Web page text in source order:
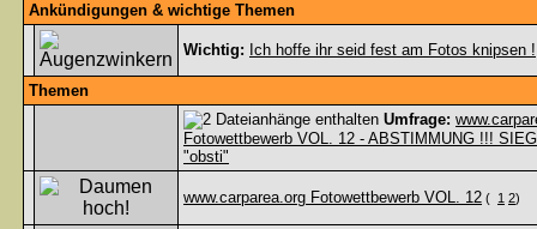
Ankündigungen & wichtige Themen
Wichtig: Ich hoffe ihr seid fest am Fotos knipsen !
Themen
Umfrage:
Fotowettbewerb VOL. 12 - ABSTIMMUNG !!!
"obsti"
www.carparea.org Fotowettbewerb VOL. 12 ( 1 2)